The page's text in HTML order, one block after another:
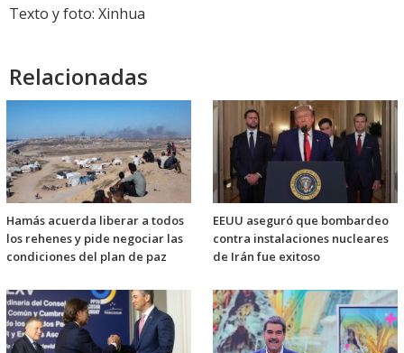
Texto y foto: Xinhua
Relacionadas
Hamás acuerda liberar a todos
los rehenes y pide negociar las
condiciones del plan de paz
EEUU aseguró que bombardeo
contra instalaciones nucleares
de Irán fue exitoso